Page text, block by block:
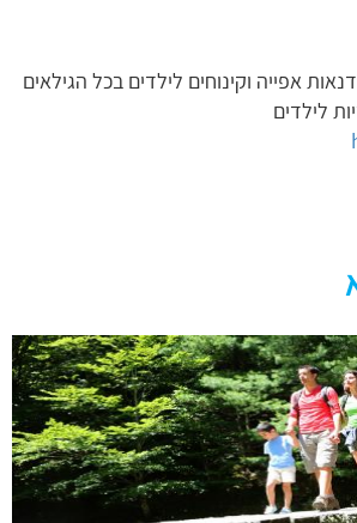
אפייה וקינוחים לילדים בכל הגילאים
לילדים